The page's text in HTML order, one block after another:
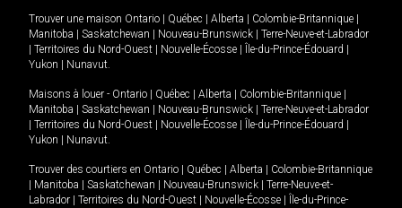
Trouver une maison Ontario Québec Alberta Colombie-Britannique
Manitoba
Saskatchewan Nouveau-Brunswick
Terre-Neuve-et-Labrador
Territoires du Nord-Ouest Nouvelle-Écosse Île-du-Prince-Édouard
Yukon
Nunavut.
Maisons à louer - Ontario Québec Alberta Colombie-Britannique
Manitoba
Saskatchewan Nouveau-Brunswick
Terre-Neuve-et-Labrador
Territoires du Nord-Ouest Nouvelle-Écosse Île-du-Prince-Édouard
Yukon
Nunavut.
Trouver des courtiers en Ontario Québec Alberta
Colombie-Britannique
Manitoba Saskatchewan Nouveau-Brunswick
Terre-Neuve-et-
Labrador
Territoires du Nord-Ouest Nouvelle-Écosse
Île-du-Prince-